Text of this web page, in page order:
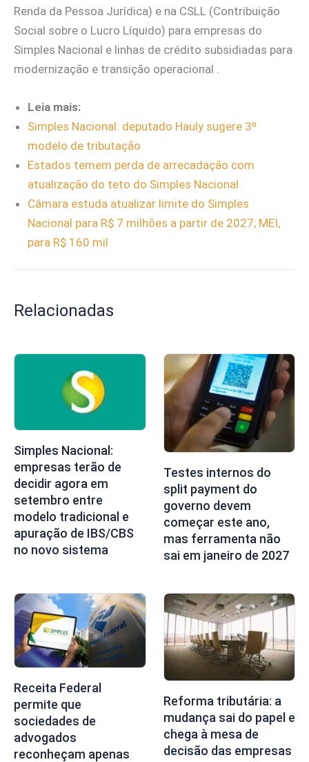
Renda da Pessoa Jurídica) e na CSLL (Contribuição
Social sobre o Lucro Líquido) para empresas do
Simples Nacional e linhas de crédito subsidiadas para
modernização e transição operacional .
Leia mais:
Simples Nacional: deputado Hauly sugere 3º
modelo de tributação
Estados temem perda de arrecadação com
atualização do teto do Simples Nacional
Câmara estuda atualizar limite do Simples
Nacional para R$ 7 milhões a partir de 2027; MEI,
para R$ 160 mil
Relacionadas
Simples Nacional:
empresas terão de
decidir agora em
setembro entre
modelo tradicional e
apuração de IBS/CBS
no novo sistema
Testes internos do
split payment do
governo devem
começar este ano,
mas ferramenta não
sai em janeiro de 2027
Receita Federal
permite que
sociedades de
advogados
reconheçam apenas
Reforma tributária: a
mudança sai do papel e
chega à mesa de
decisão das empresas